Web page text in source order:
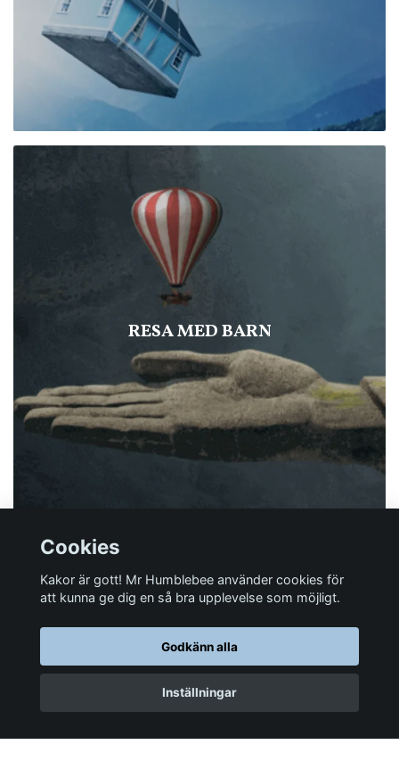
RESA MED BARN
Mer information
Cookies
Kakor är gott! Mr Humblebee använder cookies för
att kunna ge dig en så bra upplevelse som möjligt.
Godkänn alla
Inställningar